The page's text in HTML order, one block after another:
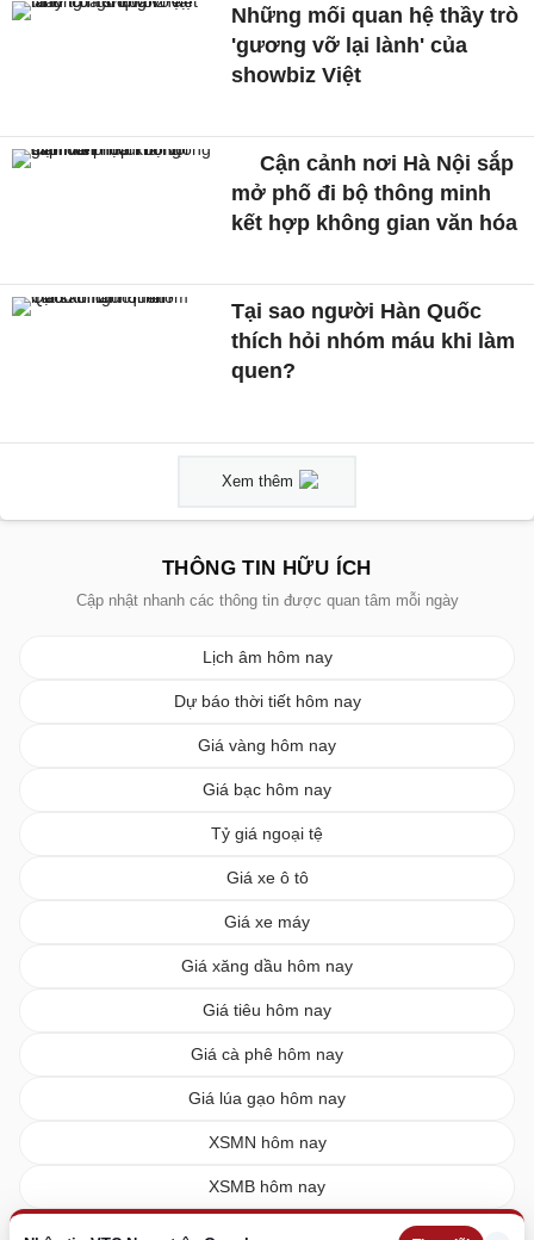
Những mối quan hệ thầy trò
'gương vỡ lại lành' của
showbiz Việt
Cận cảnh nơi Hà Nội sắp
mở phố đi bộ thông minh
kết hợp không gian văn hóa
Tại sao người Hàn Quốc
thích hỏi nhóm máu khi làm
quen?
Xem thêm
THÔNG TIN HỮU ÍCH
Cập nhật nhanh các thông tin được quan tâm mỗi ngày
Lịch âm hôm nay
Dự báo thời tiết hôm nay
Giá vàng hôm nay
Giá bạc hôm nay
Tỷ giá ngoại tệ
Giá xe ô tô
Giá xe máy
Giá xăng dầu hôm nay
Giá tiêu hôm nay
Giá cà phê hôm nay
Giá lúa gạo hôm nay
XSMN hôm nay
XSMB hôm nay